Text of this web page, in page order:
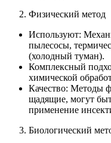
Физический метод
Используют:
пылесосы,
(холодный туман).
Комплексный
химической
Качество: Методы
щадящие, могут
применение
Биологический